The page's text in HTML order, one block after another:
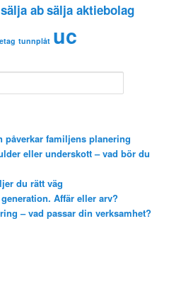
sälja absälja aktiebolag
tunnplåt uc
påverkar familjens planering
eller underskott – vad bör du
du rätt väg
Affär eller arv?
– vad passar din verksamhet?